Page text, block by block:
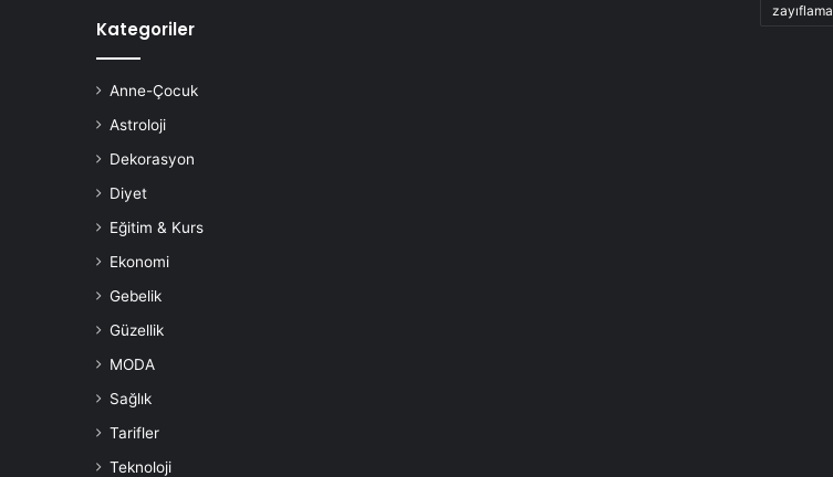
Kategoriler
Anne-Çocuk
Astroloji
Dekorasyon
Diyet
Eğitim & Kurs
Ekonomi
Gebelik
Güzellik
MODA
Sağlık
Tarifler
Teknoloji
zayıflama